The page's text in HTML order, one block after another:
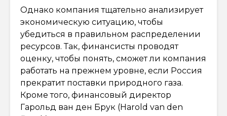
Однако компания тщательно анализирует
экономическую ситуацию, чтобы
убедиться в правильном распределении
ресурсов. Так, финансисты проводят
оценку, чтобы понять, сможет ли компания
работать на прежнем уровне, если Россия
прекратит поставки природного газа.
Кроме того, финансовый директор
Гарольд ван ден Брук (Harold van den